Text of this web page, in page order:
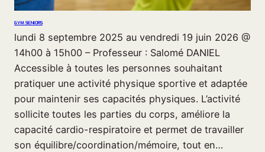
GYM SENIORS
lundi 8 septembre 2025 au vendredi 19 juin 2026 @
14h00 à 15h00 – Professeur : Salomé DANIEL
Accessible à toutes les personnes souhaitant
pratiquer une activité physique sportive et adaptée
pour maintenir ses capacités physiques. L’activité
sollicite toutes les parties du corps, améliore la
capacité cardio-respiratoire et permet de travailler
son équilibre/coordination/mémoire, tout en…